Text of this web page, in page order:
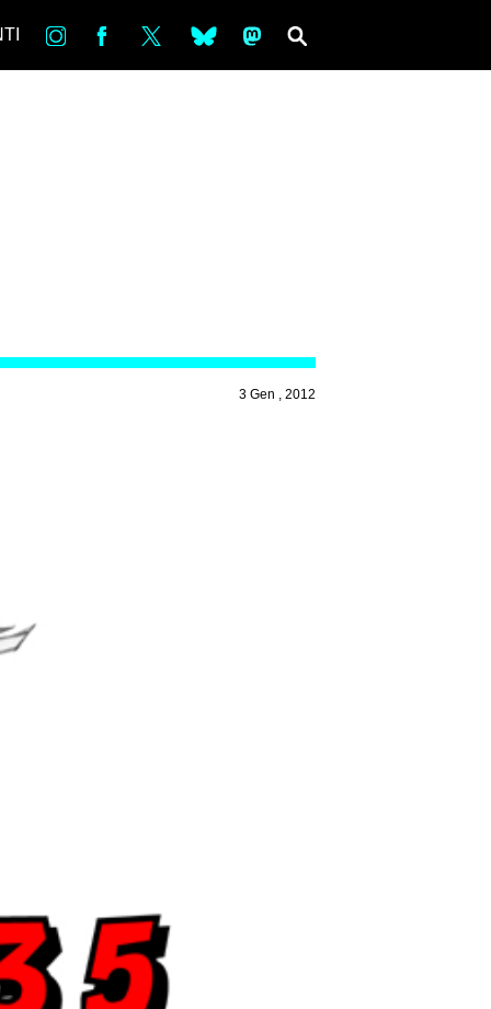
in bsky ms
3 Gen , 2012